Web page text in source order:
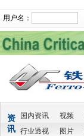
用户名：
资
讯
国内资讯 视频
行业透视
图片